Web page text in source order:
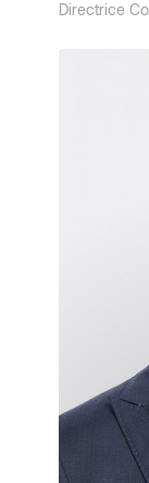
Directrice